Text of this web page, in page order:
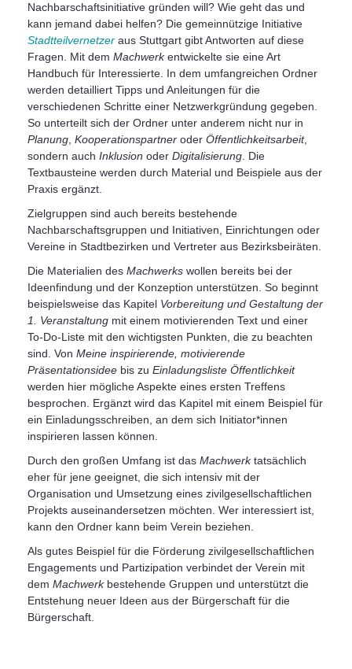
Nachbarschaftsinitiative gründen will? Wie geht das und
kann jemand dabei helfen? Die gemeinnützige Initiative
Stadtteilvernetzer aus Stuttgart gibt Antworten auf diese
Fragen. Mit dem Machwerkentwickelte sie eine Art
Handbuch für Interessierte. In dem umfangreichen Ordner
werden detailliert Tipps und Anleitungen für die
verschiedenen Schritte einer Netzwerkgründung gegeben.
So unterteilt sich der Ordner unter anderem nicht nur in
Planung Kooperationspartner oder Öffentlichkeitsarbeit,
sondern auch Inklusion oder Digitalisierung . Die
Textbausteine werden durch Material und Beispiele aus der
Praxis ergänzt.
Zielgruppen sind auch bereits bestehende
Nachbarschaftsgruppen und Initiativen, Einrichtungen oder
Vereine in Stadtbezirken und Vertreter aus Bezirksbeiräten.
Die Materialien des Machwerks wollen bereits bei der
Ideenfindung und der Konzeption unterstützen. So beginnt
beispielsweise das Kapitel Vorbereitung und Gestaltung der
1. Veranstaltung mit einem motivierenden Text und einer
To-Do-Liste mit den wichtigsten Punkten, die zu beachten
sind. Von Meine inspirierende, motivierende
Präsentationsidee bis zu Einladungsliste Öffentlichkeit
werden hier mögliche Aspekte eines ersten Treffens
besprochen. Ergänzt wird das Kapitel mit einem Beispiel für
ein Einladungsschreiben, an dem sich Initiator*innen
inspirieren lassen können.
Durch den großen Umfang ist das Machwerktatsächlich
eher für jene geeignet, die sich intensiv mit der
Organisation und Umsetzung eines zivilgesellschaftlichen
Projekts auseinandersetzen möchten. Wer interessiert ist,
kann den Ordner kann beim Verein beziehen.
Als gutes Beispiel für die Förderung zivilgesellschaftlichen
Engagements und Partizipation verbindet der Verein mit
dem Machwerkbestehende Gruppen und unterstützt die
Entstehung neuer Ideen aus der Bürgerschaft für die
Bürgerschaft.